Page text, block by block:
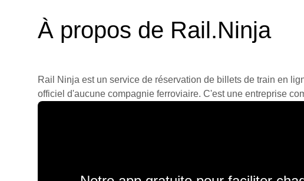
À propos de Rail.Ninja
Rail Ninja est un service de réservation de billets de train en
officiel d'aucune compagnie ferroviaire. C'est une entreprise